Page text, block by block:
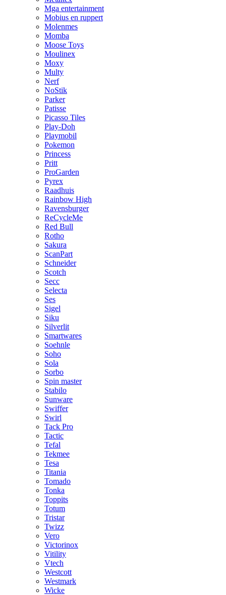
Mga entertainment
Mobius en ruppert
Molenmes
Momba
Moose Toys
Moulinex
Moxy
Multy
Nerf
NoStik
Parker
Patisse
Picasso Tiles
Play-Doh
Playmobil
Pokemon
Princess
Pritt
ProGarden
Pyrex
Raadhuis
Rainbow High
Ravensburger
ReCycleMe
Red Bull
Rotho
Sakura
ScanPart
Schneider
Scotch
Secc
Selecta
Ses
Sigel
Siku
Silverlit
Smartwares
Soehnle
Soho
Sola
Sorbo
Spin master
Stabilo
Sunware
Swiffer
Swirl
Tack Pro
Tactic
Tefal
Tekmee
Tesa
Titania
Tomado
Tonka
Toppits
Totum
Tristar
Twizz
Vero
Victorinox
Vitility
Vtech
Westcott
Westmark
Wicke